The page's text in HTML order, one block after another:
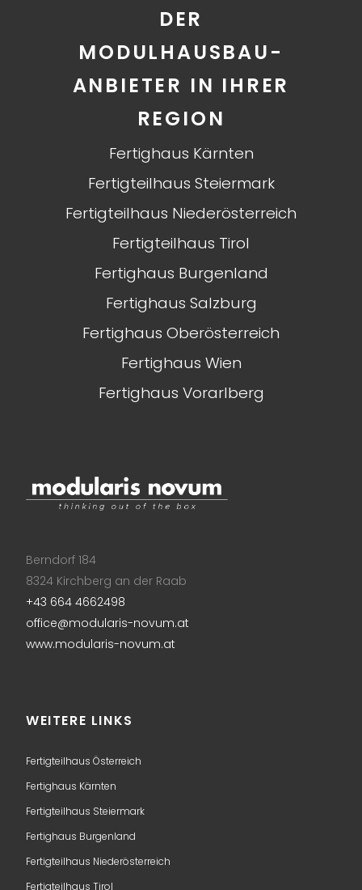
DER
MODULHAUSBAU-
ANBIETER IN IHRER
REGION
Fertighaus Kärnten
Fertigteilhaus Steiermark
Fertigteilhaus Niederösterreich
Fertigteilhaus Tirol
Fertighaus Burgenland
Fertighaus Salzburg
Fertighaus Oberösterreich
Fertighaus Wien
Fertighaus Vorarlberg
Berndorf 184
8324 Kirchberg an der Raab
+43 664 4662498
office@modularis-novum.at
www.modularis-novum.at
WEITERE LINKS
Fertigteilhaus Österreich
Fertighaus Kärnten
Fertigteilhaus Steiermark
Fertighaus Burgenland
Fertigteilhaus Niederösterreich
Fertigteilhaus Tirol